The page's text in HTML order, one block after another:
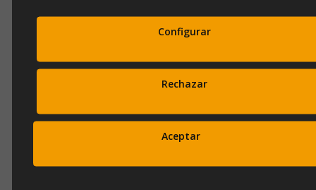
DESCRIPCIÓN
Sombras en verde N.2. Acrílico sobre
diferentes formas en tonos verdes originando distintas
intensidades de color. El contraste lo pone la franja naranja
que se introduce en el lienzo. La pintura se ha aplicado con
100cm x 100cm x 5cm
OPINIONES
Configurar
Rechazar
Aceptar